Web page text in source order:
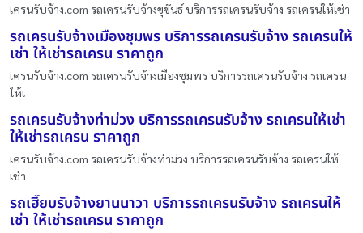
เครนรับจ้าง.com รถเครนรับจ้างขุขันธ์ บริการรถเครนรับจ้าง รถเครนให้เช่า
รถเครนรับจ้างเมืองชุมพร บริการรถเครนรับจ้าง รถเครนให้
เช่า ให้เช่ารถเครน ราคาถูก
เครนรับจ้าง.com รถเครนรับจ้างเมืองชุมพร บริการรถเครนรับจ้าง รถเครน
ให้เ
รถเครนรับจ้างท่าม่วง บริการรถเครนรับจ้าง รถเครนให้เช่า
ให้เช่ารถเครน ราคาถูก
เครนรับจ้าง.com รถเครนรับจ้างท่าม่วง บริการรถเครนรับจ้าง รถเครนให้
เช่า
รถเฮี๊ยบรับจ้างยานนาวา บริการรถเครนรับจ้าง รถเครนให้
เช่า ให้เช่ารถเครน ราคาถูก